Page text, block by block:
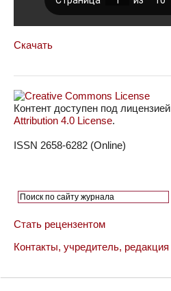
Скачать
Контент доступен под лицензией
Attribution 4.0 License.
ISSN 2658-6282 (Online)
Стать рецензентом
Контакты, учредитель, редакция